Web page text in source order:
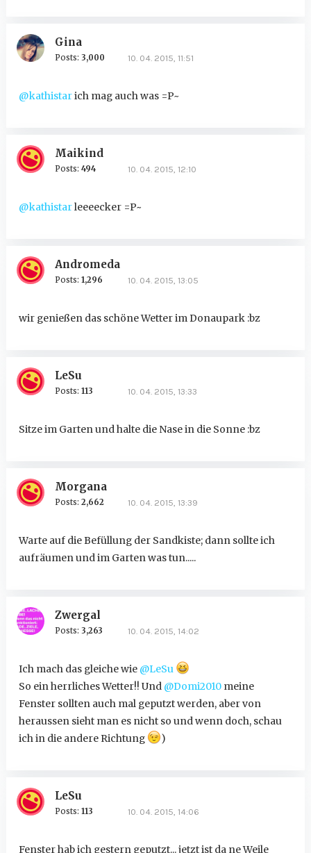
Gina
Posts: 3,000 10. 04. 2015, 11:51
@kathistarich mag auch was =P~
Maikind
Posts: 494 10. 04. 2015, 12:10
@kathistarleeeecker =P~
Andromeda
Posts: 1,296 10. 04. 2015, 13:05
wir genießen das schöne Wetter im Donaupark :bz
LeSu
Posts: 113 10. 04. 2015, 13:33
Sitze im Garten und halte die Nase in die Sonne :bz
Morgana
Posts: 2,662 10. 04. 2015, 13:39
Warte auf die Befüllung der Sandkiste; dann sollte ich
aufräumen und im Garten was tun.....
Zwergal
Posts: 3,263 10. 04. 2015, 14:02
Ich mach das gleiche wie @LeSu
So ein herrliches Wetter!! Und @Domi2010meine
Fenster sollten auch mal geputzt werden, aber von
heraussen sieht man es nicht so und wenn doch, schau
ich in die andere Richtung
)
LeSu
Posts: 113 10. 04. 2015, 14:06
Fenster hab ich gestern geputzt... jetzt ist da ne Weile